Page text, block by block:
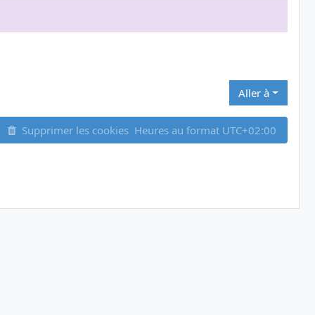
Aller à
Supprimer les cookies Heures au format UTC+02:00